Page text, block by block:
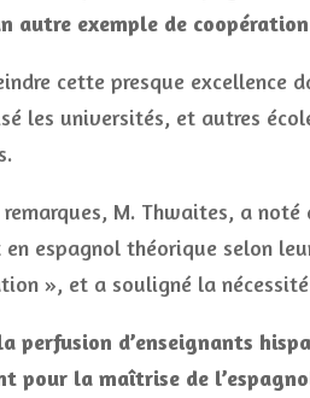
autre exemple de
cette presque excellence
les universités, et autres
remarques, M. Thwaites, a
en espagnol théorique selon
», et a souligné la
perfusion d’enseignants
pour la maîtrise de